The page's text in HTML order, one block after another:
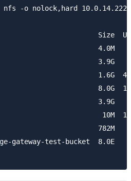
nfs -o nolock,hard
Size  Used
4.0M     0
3.9G     0
1.6G  428K
8.0G
3.9G     0
10M
782M     0
gateway-test-bucket  8.0E